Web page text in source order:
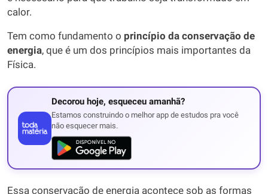
calor.
Tem como fundamento o princípio da conservação de
energia, que é um dos princípios mais importantes da
Física.
Decorou hoje, esqueceu amanhã?
Estamos construindo o melhor app de estudos pra você
não esquecer mais.
Essa conservação de energia acontece sob as formas